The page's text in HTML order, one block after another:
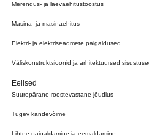
Merendus- ja laevaehitustööstus
Masina- ja masinaehitus
Elektri- ja elektriseadmete paigaldused
Väliskonstruktsioonid ja arhitektuursed
Eelised
Suurepärane roostevastane jõudlus
Tugev kandevõime
Lihtne paigaldamine ja eemaldamine